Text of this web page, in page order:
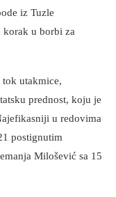
iz Tuzle
korak u borbi za
utakmice,
prednost, koju je
u redovima
postignutim
Milošević sa 15